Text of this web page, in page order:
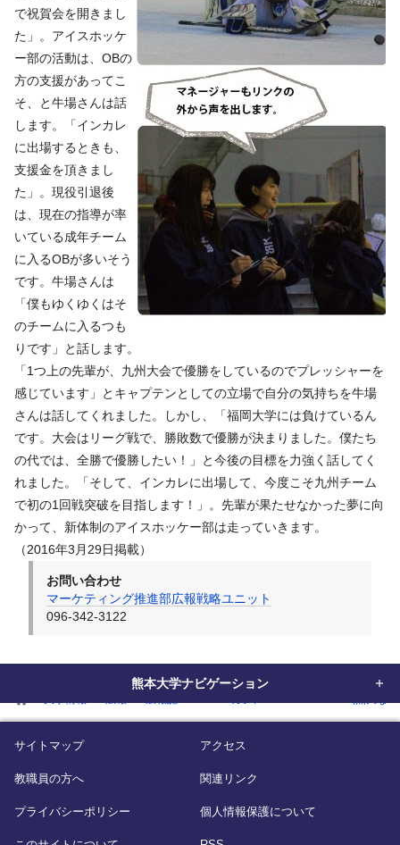
home
で祝賀会を開きまし
た」。アイスホッケ
ー部の活動は、OBの
方の支援があってこ
そ、と牛場さんは話
します。「インカレ
に出場するときも、
支援金を頂きまし
た」。現役引退後
は、現在の指導が率
いている成年チーム
に入るOBが多いそう
です。牛場さんは
「僕もゆくゆくはそ
のチームに入るつも
りです」と話します。
「1つ上の先輩が、九州大会で優勝をしているのでプレッシャーを
感じています」とキャプテンとしての立場で自分の気持ちを牛場
さんは話してくれました。しかし、「福岡大学には負けているん
です。大会はリーグ戦で、勝敗数で優勝が決まりました。僕たち
の代では、全勝で優勝したい！」と今後の目標を力強く話してく
れました。「そして、インカレに出場して、今度こそ九州チーム
で初の1回戦突破を目指します！」。先輩が果たせなかった夢に向
かって、新体制のアイスホッケー部は走っていきます。
（2016年3月29日掲載）
お問い合わせ
マーケティング推進部広報戦略ユニット
096-342-3122
熊本大学ナビゲーション
サイトマップ アクセス
教職員の方へ 関連リンク
プライバシーポリシー 個人情報保護について